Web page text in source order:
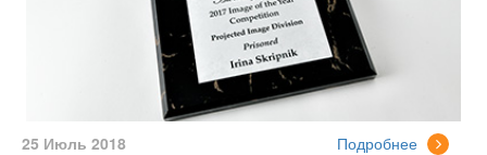
25 Июль 2018 Подробнее